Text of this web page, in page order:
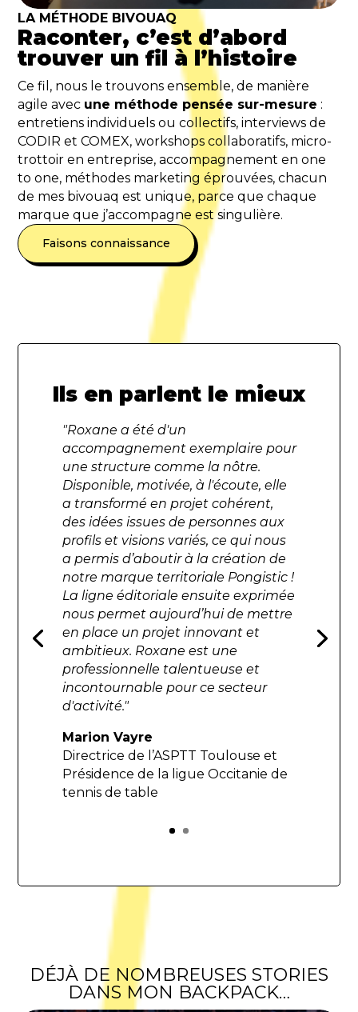
LA MÉTHODE BIVOUAQ
Raconter, c’est d’abord
trouver un fil à l’histoire
Ce fil, nous le trouvons ensemble, de manière
agile avec une méthode pensée sur-mesure :
entretiens individuels ou collectifs, interviews de
CODIR et COMEX, workshops collaboratifs, micro-
trottoir en entreprise, accompagnement en one
to one, méthodes marketing éprouvées, chacun
de mes bivouaq est unique, parce que chaque
marque que j’accompagne est singulière.
Faisons connaissance
Ils en parlent le mieux
"Roxane a été d'un
accompagnement exemplaire pour
une structure comme la nôtre.
Disponible, motivée, à l'écoute, elle
a transformé en projet cohérent,
des idées issues de personnes aux
profils et visions variés, ce qui nous
a permis d’aboutir à la création de
notre marque territoriale Pongistic !
La ligne éditoriale ensuite exprimée
nous permet aujourd’hui de mettre
en place un projet innovant et
ambitieux. Roxane est une
professionnelle talentueuse et
incontournable pour ce secteur
d'activité."
Marion Vayre
Directrice de l’ASPTT Toulouse et
Présidence de la ligue Occitanie de
tennis de table
DÉJÀ DE NOMBREUSES STORIES
DANS MON BACKPACK…